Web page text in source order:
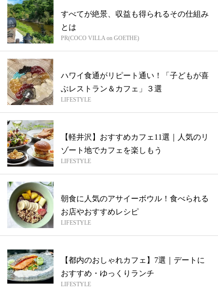
すべてが絶景、収益も得られるその仕組み
とは
PR(COCO VILLA on GOETHE)
ハワイ食通がリピート通い！「子どもが喜
ぶレストラン＆カフェ」３選
LIFESTYLE
【軽井沢】おすすめカフェ11選｜人気のリ
ゾート地でカフェを楽しもう
LIFESTYLE
朝食に人気のアサイーボウル！食べられる
お店やおすすめレシピ
LIFESTYLE
【都内のおしゃれカフェ】7選｜デートに
おすすめ・ゆっくりランチ
LIFESTYLE